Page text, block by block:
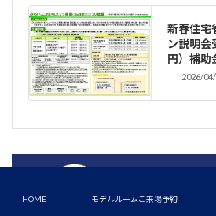
新春住宅
ン説明会
円）補助
2026/
HOME モデルルームご来場予約